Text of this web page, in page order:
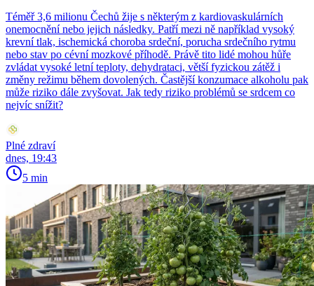
Téměř 3,6 milionu Čechů žije s některým z kardiovaskulárních
onemocnění nebo jejich následky. Patří mezi ně například vysoký
krevní tlak, ischemická choroba srdeční, porucha srdečního rytmu
nebo stav po cévní mozkové příhodě. Právě tito lidé mohou hůře
zvládat vysoké letní teploty, dehydrataci, větší fyzickou zátěž i
změny režimu během dovolených. Častější konzumace alkoholu pak
může riziko dále zvyšovat. Jak tedy riziko problémů se srdcem co
nejvíc snížit?
Plné zdraví
dnes, 19:43
5 min